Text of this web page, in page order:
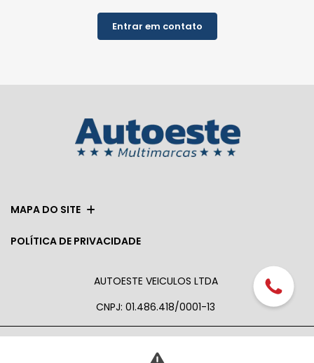
Entrar em contato
MAPA DO SITE
POLÍTICA DE PRIVACIDADE
AUTOESTE VEICULOS LTDA
CNPJ: 01.486.418/0001-13